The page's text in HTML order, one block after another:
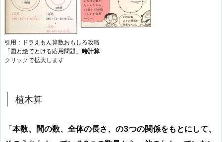
引用：ドラえもん算数おもしろ攻略
「図と絵でとける応用問題」 時計算
クリックで拡大します
植木算
「本数、間の数、全体の長さ、の3つの関係をもとにして、